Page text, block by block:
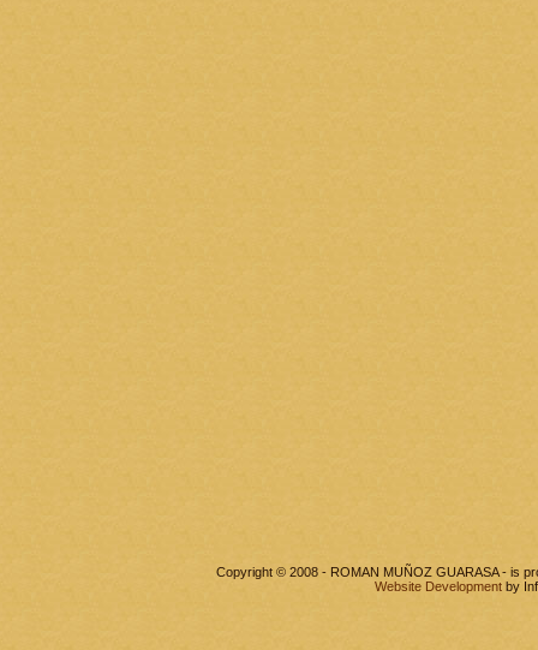
Copyright © 2008 - ROMAN MUÑOZ GUARASA - is
Website Development by